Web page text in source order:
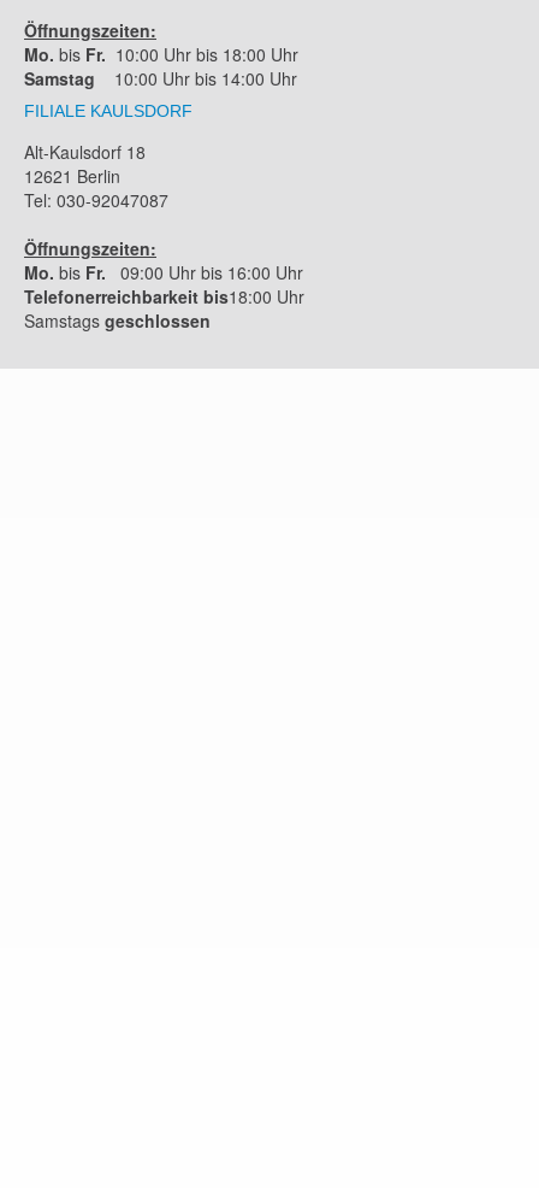
Öffnungszeiten:
Mo. bis Fr. 10:00 Uhr bis 18:00 Uhr
Samstag 10:00 Uhr bis 14:00 Uhr
FILIALE KAULSDORF
Alt-Kaulsdorf 18
12621 Berlin
Tel: 030-92047087
Öffnungszeiten:
Mo. bis Fr.
09:00 Uhr bis 16:00 Uhr
Telefonerreichbarkeit bis18:00 Uhr
Samstags geschlossen